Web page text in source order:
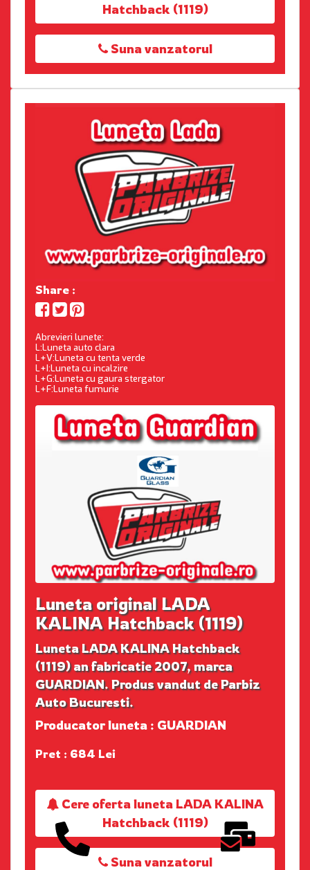
Hatchback (1119)
Suna vanzatorul
Share :
Abrevieri lunete:
L:Luneta auto clara
L+V:Luneta cu tenta verde
L+I:Luneta cu incalzire
L+G:Luneta cu gaura stergator
L+F:Luneta fumurie
Luneta original LADA
KALINA Hatchback (1119)
Luneta LADA KALINA Hatchback
(1119) an fabricatie 2007, marca
GUARDIAN. Produs vandut de Parbiz
Auto Bucuresti.
Producator luneta : GUARDIAN
Pret : 684 Lei
Cere oferta luneta LADA KALINA
Hatchback (1119)
Suna vanzatorul